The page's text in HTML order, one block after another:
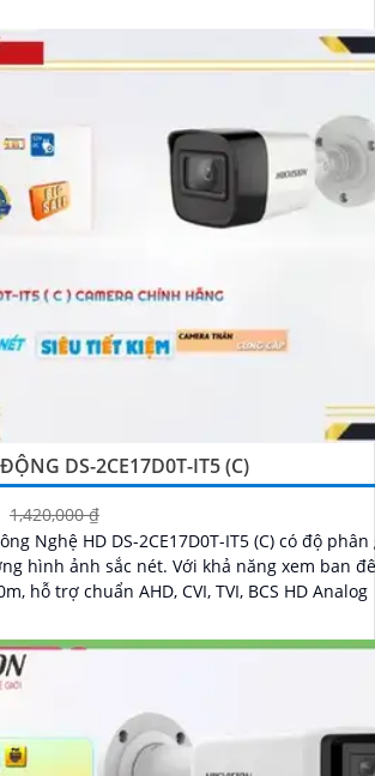
DS-2CE17D0T-IT5 (C)
1,420,000 ₫
Nghệ HD DS-2CE17D0T-IT5 (C) có độ
nét. Với khả năng xem ban đêm Hồng
hỗ trợ chuẩn AHD, CVI, TVI, BCS HD Analog